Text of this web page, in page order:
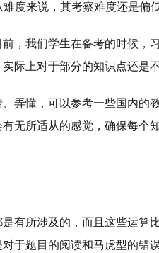
度来说，其考察难度还是偏低
，我们学生在备考的时候，
际上对于部分的知识点还是不
弄懂，可以参考一些国内的
无所适从的感觉，确保每个
有所涉及的，而且这些运算
于题目的阅读和马虎型的错误